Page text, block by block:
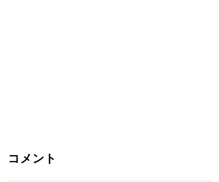
コメント